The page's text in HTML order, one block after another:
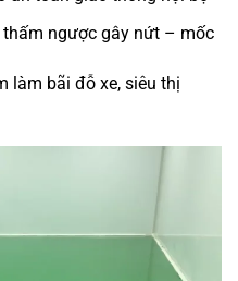
thấm ngược gây nứt – mốc
làm bãi đỗ xe, siêu thị